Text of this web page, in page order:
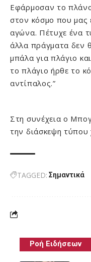
Εφάρμοσαν το
στον κόσμο που μας
αγώνα. Πέτυχε ένα
άλλα πράγματα δεν
μπάλα για πλάγιο
το πλάγιο ήρθε το
αντίπαλος.”
Στη συνέχεια ο
την διάσκεψη τύπου
TAGGED: Σημαντικά
Ροή Ειδήσεων